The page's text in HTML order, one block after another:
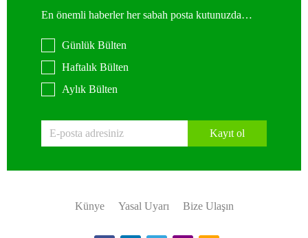
En önemli haberler her sabah posta kutunuzda…
Günlük Bülten
Haftalık Bülten
Aylık Bülten
Kayıt ol
Künye Yasal Uyarı Bize Ulaşın